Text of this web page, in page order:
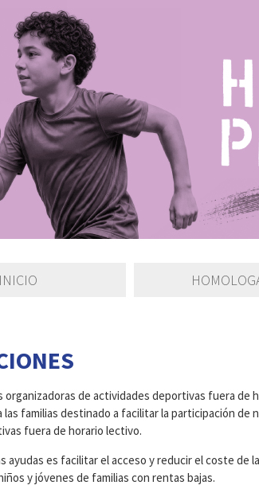
INICIO
organizadoras de actividades deportivas fuera de
las familias destinado a facilitar la participación de
fuera de horario lectivo.
ayudas es facilitar el acceso y reducir el coste de
y jóvenes de familias con rentas bajas.